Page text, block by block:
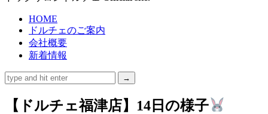
ロ
ン
ド
ル
HOME
ドルチェのご案内
会社概要
新着情報
【ドルチェ福津店】14日の様子